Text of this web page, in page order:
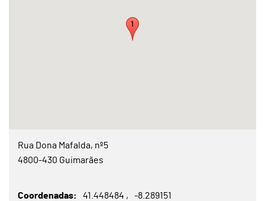
Rua Dona Mafalda, nº5
4800-430 Guimarães
Coordenadas 41.448484 -8.289151